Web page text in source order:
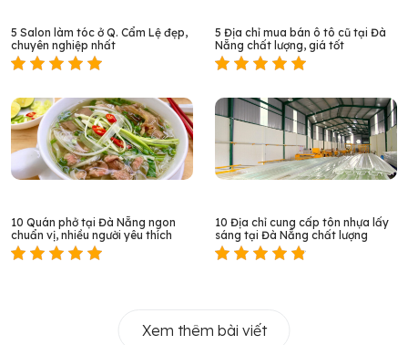
5 Salon làm tóc ở Q. Cẩm Lệ đẹp,
chuyên nghiệp nhất
5 Địa chỉ mua bán ô tô cũ tại Đà
Nẵng chất lượng, giá tốt
10 Quán phở tại Đà Nẵng ngon
chuẩn vị, nhiều người yêu thích
10 Địa chỉ cung cấp tôn nhựa lấy
sáng tại Đà Nẵng chất lượng
Xem thêm bài viết